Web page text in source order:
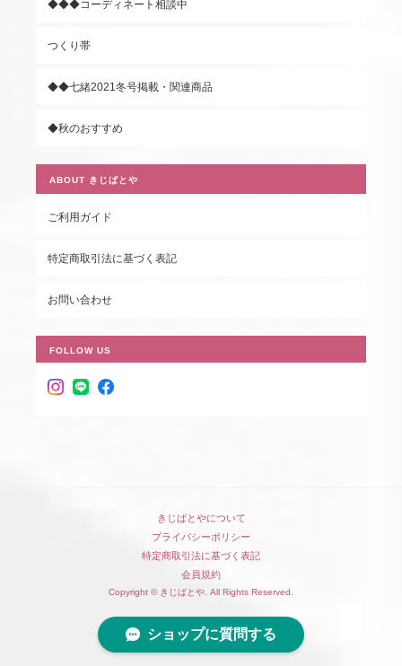
◆◆◆コーディネート相談中
つくり帯
◆◆七緒2021冬号掲載・関連商品
◆秋のおすすめ
ABOUT きじばとや
ご利用ガイド
特定商取引法に基づく表記
お問い合わせ
FOLLOW US
きじばとやについて
プライバシーポリシー
特定商取引法に基づく表記
会員規約
Copyright © きじばとや. All Rights Reserved.
ショップに質問する